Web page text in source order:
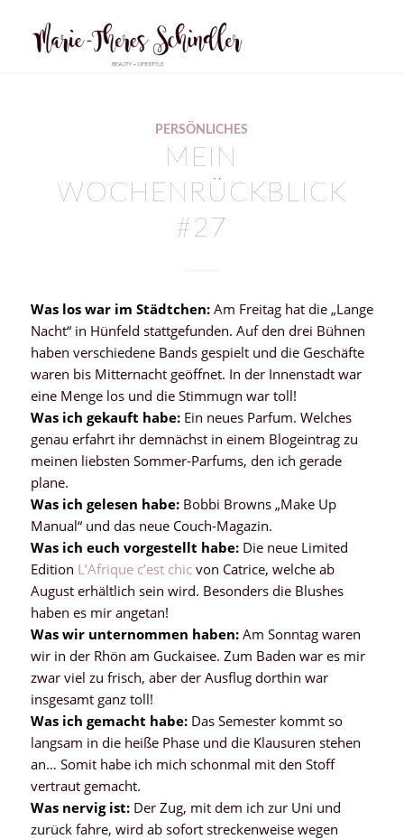
PERSÖNLICHES
MEIN
WOCHENRÜCKBLICK
#27
Was los war im Städtchen:Am Freitag hat die „Lange
Nacht“ in Hünfeld stattgefunden. Auf den drei Bühnen
haben verschiedene Bands gespielt und die Geschäfte
waren bis Mitternacht geöffnet. In der Innenstadt war
eine Menge los und die Stimmugn war toll!
Was ich gekauft habe:Ein neues Parfum. Welches
genau erfahrt ihr demnächst in einem Blogeintrag zu
meinen liebsten Sommer-Parfums, den ich gerade
plane.
Was ich gelesen habe:Bobbi Browns „Make Up
Manual“ und das neue Couch-Magazin.
Was ich euch vorgestellt habe:Die neue Limited
Edition L’Afrique c’est chicvon Catrice, welche ab
August erhältlich sein wird. Besonders die Blushes
haben es mir angetan!
Was wir unternommen haben:Am Sonntag waren
wir in der Rhön am Guckaisee. Zum Baden war es mir
zwar viel zu frisch, aber der Ausflug dorthin war
insgesamt ganz toll!
Was ich gemacht habe:Das Semester kommt so
langsam in die heiße Phase und die Klausuren stehen
an… Somit habe ich mich schonmal mit den Stoff
vertraut gemacht.
Was nervig ist:Der Zug, mit dem ich zur Uni und
zurück fahre, wird ab sofort streckenweise wegen